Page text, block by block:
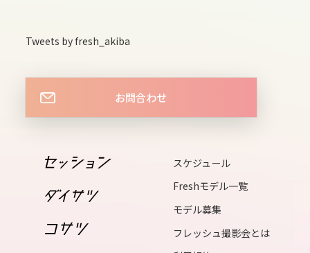
thu
14
fri
15
sat
sun
Tweets by fresh_akiba
お問合わせ
スケジュール
Freshモデル一覧
モデル募集
フレッシュ撮影会とは